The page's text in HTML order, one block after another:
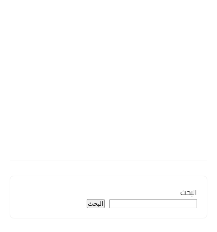
البحث
البحث